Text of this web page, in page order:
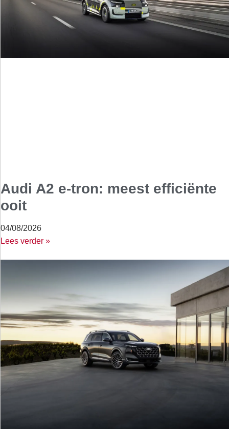
Audi A2 e-tron: meest efficiënte
ooit
04/08/2026
Lees verder »